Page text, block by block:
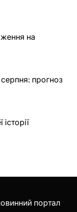
на
прогноз
портал